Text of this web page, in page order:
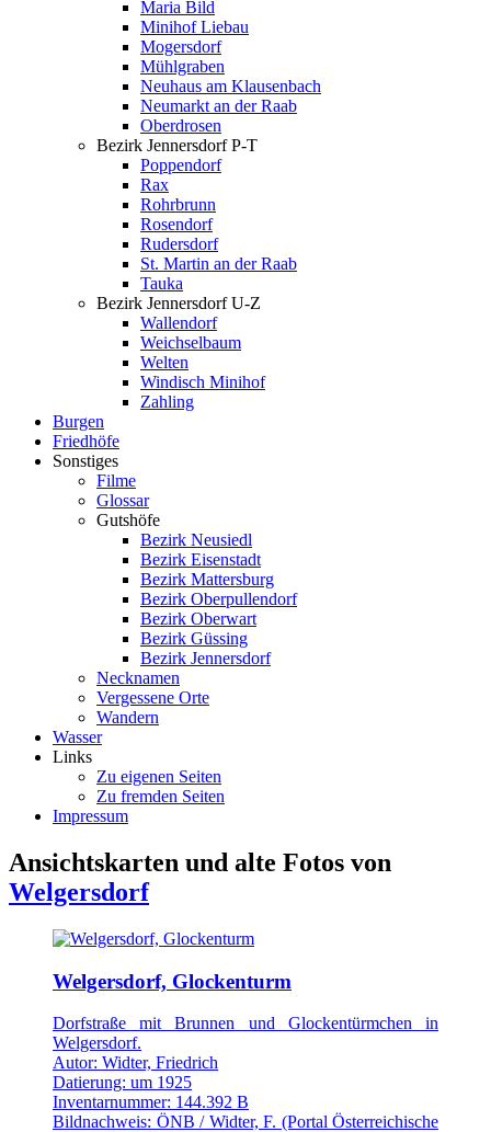
Maria Bild
Minihof Liebau
Mogersdorf
Mühlgraben
Neuhaus am Klausenbach
Neumarkt an der Raab
Oberdrosen
Bezirk Jennersdorf P-T
Poppendorf
Rax
Rohrbrunn
Rosendorf
Rudersdorf
St. Martin an der Raab
Tauka
Bezirk Jennersdorf U-Z
Wallendorf
Weichselbaum
Welten
Windisch Minihof
Zahling
Burgen
Friedhöfe
Sonstiges
Filme
Glossar
Gutshöfe
Bezirk Neusiedl
Bezirk Eisenstadt
Bezirk Mattersburg
Bezirk Oberpullendorf
Bezirk Oberwart
Bezirk Güssing
Bezirk Jennersdorf
Necknamen
Vergessene Orte
Wandern
Wasser
Links
Zu eigenen Seiten
Zu fremden Seiten
Impressum
Ansichtskarten und alte Fotos von
Welgersdorf
Welgersdorf, Glockenturm
Dorfstraße mit Brunnen und Glockentürmchen in
Welgersdorf.
Autor: Widter, Friedrich
Datierung: um 1925
Inventarnummer: 144.392 B
Bildnachweis: ÖNB / Widter, F. (Portal Österreichische